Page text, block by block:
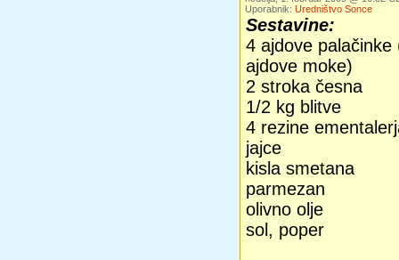
Uporabnik: Uredništvo Sonce
Sestavine:
4 ajdove
ajdove moke)
2 stroka česna
1/2 kg blitve
4 rezine
jajce
kisla smetana
parmezan
olivno olje
sol, poper